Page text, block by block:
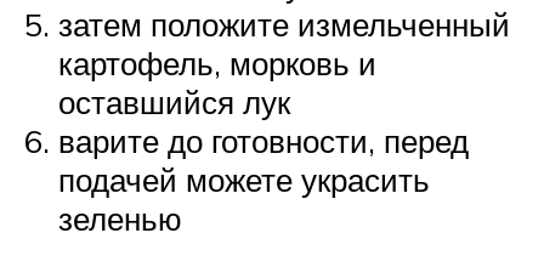
затем положите измельченный
картофель, морковь и
оставшийся лук
варите до готовности, перед
подачей можете украсить
зеленью